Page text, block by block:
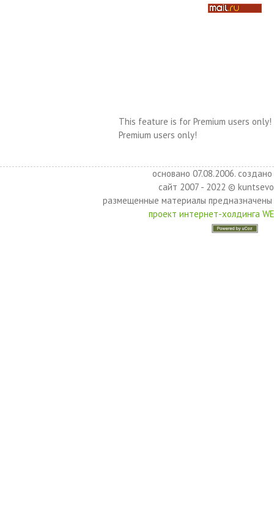
This feature is for Premium users only!
Premium users only!
основано 07.08.2006.
сайт 2007 - 2022 ©
размещенные материалы
проект интернет-холдинга